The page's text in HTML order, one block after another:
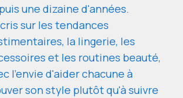
une dizaine d'années.
sur les tendances
la lingerie, les
et les routines beauté,
l'envie d'aider chacune à
son style plutôt qu'à suivre